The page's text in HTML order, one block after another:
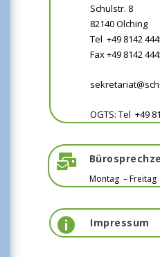
Schulstr. 8
82140 Olching
Tel +49 8142
Fax +49 8142
OGTS: Tel +49

Montag – Freitag
 Impressum